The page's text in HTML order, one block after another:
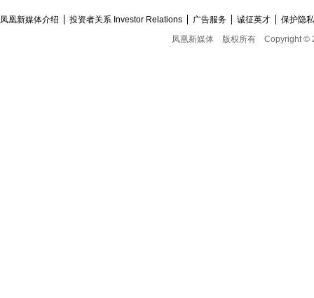
凤凰新媒体介绍 投资者关系 Investor Relations 广告服务 诚征英才
保护隐
凤凰新媒体
版权所有 Copyright ©